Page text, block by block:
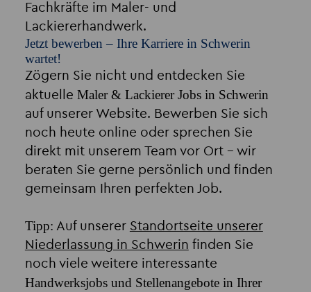
Fachkräfte im Maler- und
Lackiererhandwerk.
Jetzt bewerben – Ihre Karriere in Schwerin
wartet!
Zögern Sie nicht und entdecken Sie
aktuelle Maler & Lackierer Jobs in Schwerin
auf unserer Website. Bewerben Sie sich
noch heute online oder sprechen Sie
direkt mit unserem Team vor Ort – wir
beraten Sie gerne persönlich und finden
gemeinsam Ihren perfekten Job.
Tipp: Auf unserer Standortseite unserer
Niederlassung in Schwerin finden Sie
noch viele weitere interessante
Handwerksjobs und Stellenangebote in Ihrer